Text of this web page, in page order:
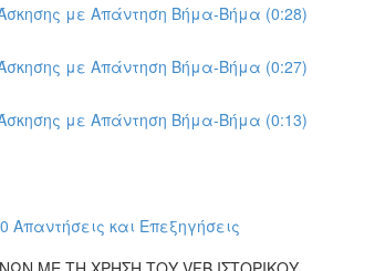
με Απάντηση Βήμα-Βήμα (0:28)
με Απάντηση Βήμα-Βήμα (0:27)
με Απάντηση Βήμα-Βήμα (0:13)
Απαντήσεις και Επεξηγήσεις